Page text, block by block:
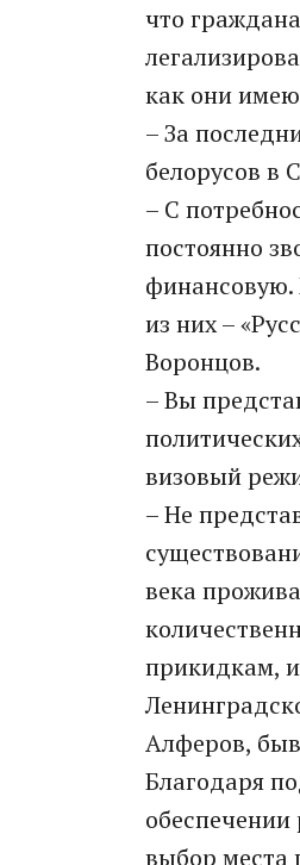
что
как они
– За
белорусов в
– С
постоянно
финансовую.
из них –
Воронцов.
– Вы
визовый
– Не
века
прикидкам,
Алферов,
Благодаря
выбор места